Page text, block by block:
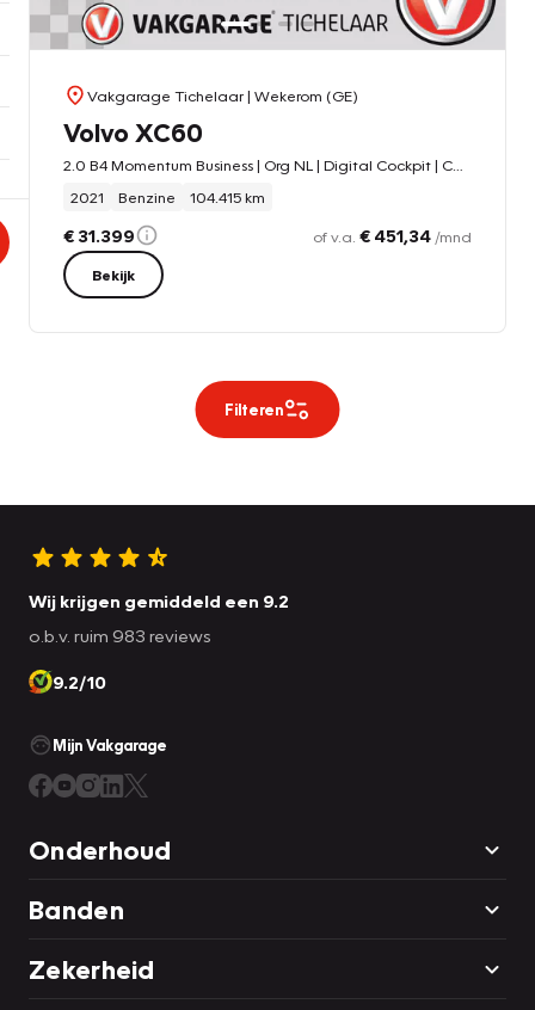
Vakgarage Tichelaar| Wekerom (GE)
Volvo XC60
2021
Benzine 104.415 km
€ 31.399 of v.a. € 451,34 /mnd
Bekijk
Filteren
Wij krijgen gemiddeld een 9.2
o.b.v. ruim 983 reviews
9.2/10
Mijn Vakgarage
Onderhoud
Banden
Zekerheid